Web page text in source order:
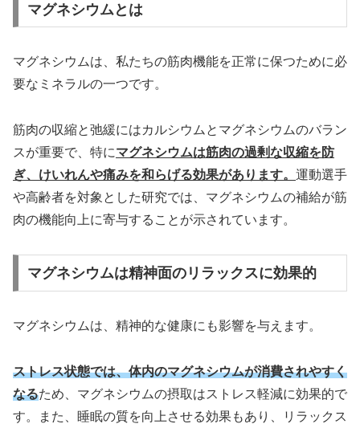
マグネシウムとは
マグネシウムは、私たちの筋肉機能を正常に保つために必
要なミネラルの一つです。
筋肉の収縮と弛緩にはカルシウムとマグネシウムのバラン
スが重要で、特にマグネシウムは筋肉の過剰な収縮を防
ぎ、けいれんや痛みを和らげる効果があります。 運動選手
や高齢者を対象とした研究では、マグネシウムの補給が筋
肉の機能向上に寄与することが示されています。
マグネシウムは精神面のリラックスに効果的
マグネシウムは、精神的な健康にも影響を与えます。
ストレス状態では、体内のマグネシウムが消費されやすく
なるため、マグネシウムの摂取はストレス軽減に効果的で
す。また、睡眠の質を向上させる効果もあり、リラックス